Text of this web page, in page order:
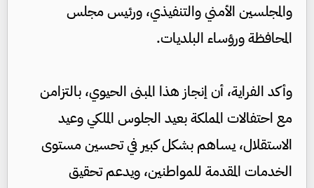
والمجلسين الأمني والتنفيذي، ورئيس مجلس
المحافظة ورؤساء البلديات.
وأكد الفراية، أن إنجاز هذا المبنى الحيوي، بالتزامن
مع احتفالات المملكة بعيد الجلوس الملكي وعيد
الاستقلال، يساهم بشكل كبير في تحسين مستوى
الخدمات المقدمة للمواطنين، ويدعم تحقيق